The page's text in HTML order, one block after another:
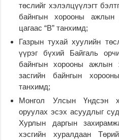
төслийг хэлэлцүүлэгт
байнгын хорооны ажлын
цагаас “В” танхимд;
Газрын тухай хуулийн
үүрэг бүхий Байгаль
байнгын хорооны ажлын
засгийн байнгын
танхимд;
Монгол Улсын Үндсэн
оруулах эсэх асуудлыг
Хурлын даргын
хэсгийн хуралдаан